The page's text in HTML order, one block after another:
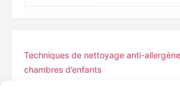
Techniques de nettoyage anti-
chambres d’enfants